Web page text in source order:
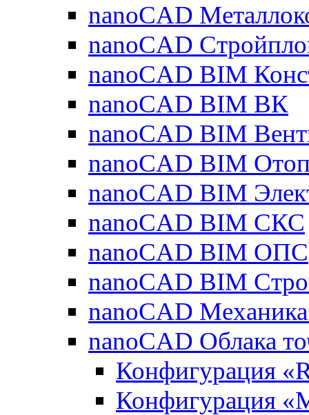
nanoCAD
nanoCAD
nanoCAD BIM
nanoCAD BIM ВК
nanoCAD BIM
nanoCAD BIM
nanoCAD BIM
nanoCAD BIM СКС
nanoCAD BIM ОПС
nanoCAD BIM
nanoCAD
nanoCAD Облака
Конфигурация
Конфигурация